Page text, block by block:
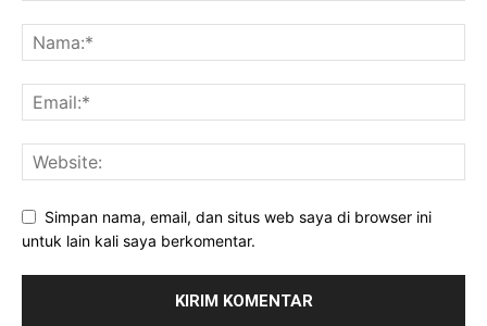
Simpan nama, email, dan situs web saya di browser ini
untuk lain kali saya berkomentar.